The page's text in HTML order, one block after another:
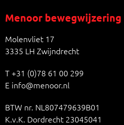
Menoor bewegwijzering
Molenvliet 17
3335 LH Zwijndrecht
T+31 (0)78 61 00 299
E info@menoor.nl
BTW nr. NL807479639B01
K.v.K. Dordrecht 23045041